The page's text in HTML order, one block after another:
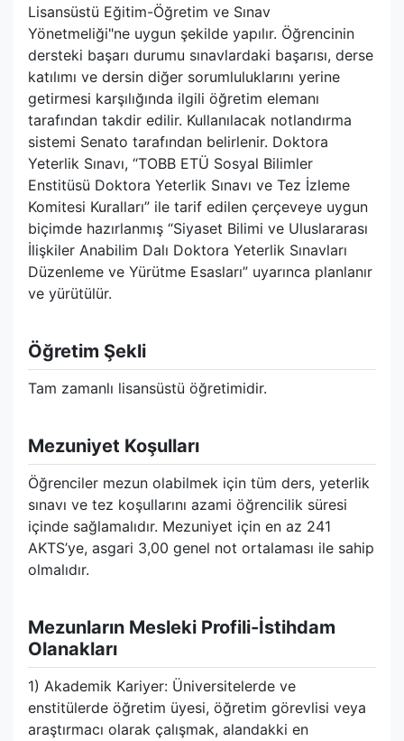
Lisansüstü Eğitim-Öğretim ve Sınav
Yönetmeliği"ne uygun şekilde yapılır. Öğrencinin
dersteki başarı durumu sınavlardaki başarısı, derse
katılımı ve dersin diğer sorumluluklarını yerine
getirmesi karşılığında ilgili öğretim elemanı
tarafından takdir edilir. Kullanılacak notlandırma
sistemi Senato tarafından belirlenir. Doktora
Yeterlik Sınavı, “TOBB ETÜ Sosyal Bilimler
Enstitüsü Doktora Yeterlik Sınavı ve Tez İzleme
Komitesi Kuralları” ile tarif edilen çerçeveye uygun
biçimde hazırlanmış “Siyaset Bilimi ve Uluslararası
İlişkiler Anabilim Dalı Doktora Yeterlik Sınavları
Düzenleme ve Yürütme Esasları” uyarınca planlanır
ve yürütülür.
Öğretim Şekli
Tam zamanlı lisansüstü öğretimidir.
Mezuniyet Koşulları
Öğrenciler mezun olabilmek için tüm ders, yeterlik
sınavı ve tez koşullarını azami öğrencilik süresi
içinde sağlamalıdır. Mezuniyet için en az 241
AKTS’ye, asgari 3,00 genel not ortalaması ile sahip
olmalıdır.
Mezunların Mesleki Profili-İstihdam
Olanakları
1) Akademik Kariyer: Üniversitelerde ve
enstitülerde öğretim üyesi, öğretim görevlisi veya
araştırmacı olarak çalışmak, alandakki en